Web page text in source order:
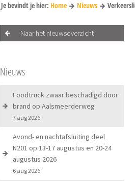
Je bevindt je hier: Home Nieuws
Naar het nieuwsoverzicht
Nieuws
Foodtruck zwaar beschadigd door
brand op Aalsmeerderweg
7 aug 2026
Avond- en nachtafsluiting deel
N201 op 13-17 augustus en 20-24
augustus 2026
6 aug 2026